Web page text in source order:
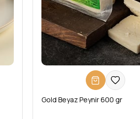
Gold Beyaz Peynir 600 gr